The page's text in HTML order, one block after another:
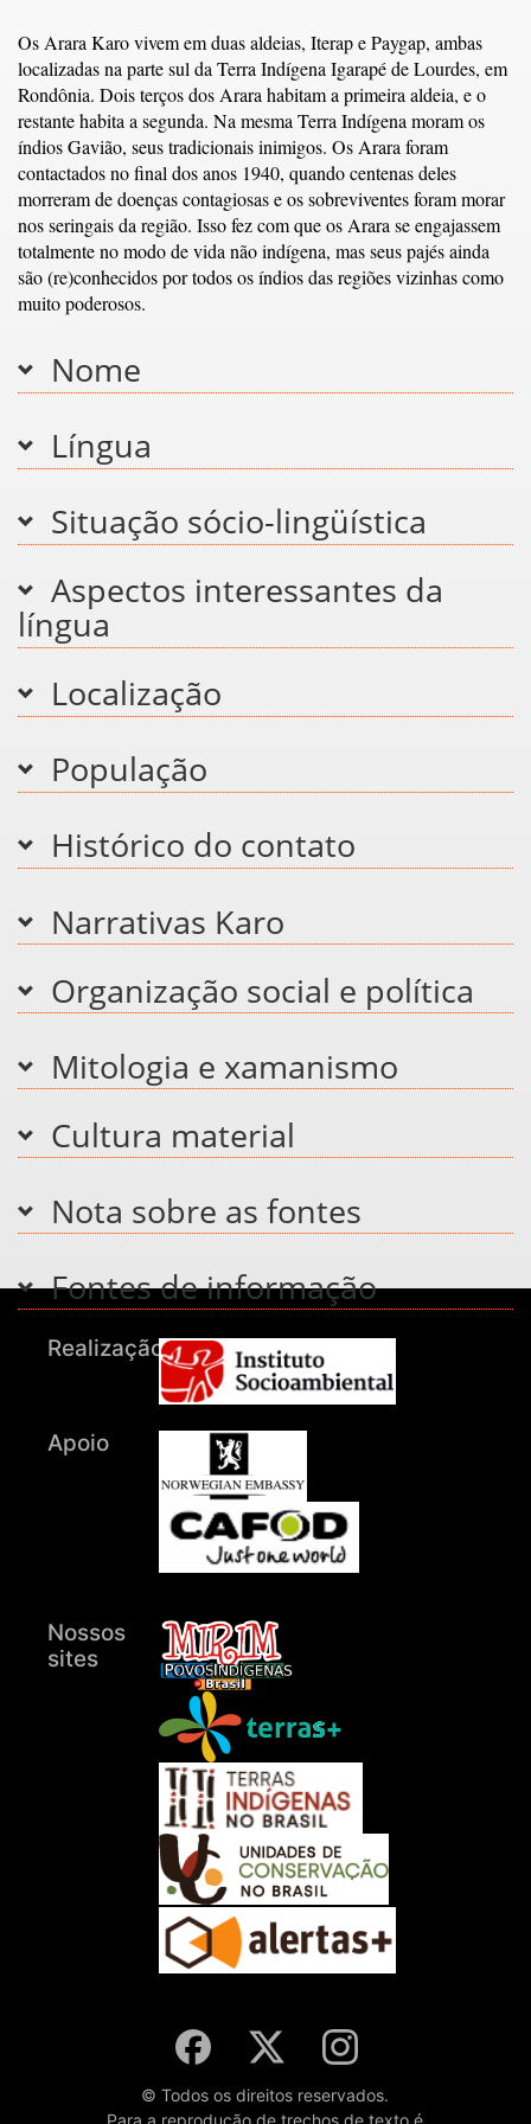
Os Arara Karo vivem em duas aldeias, Iterap e Paygap, ambas
localizadas na parte sul da Terra Indígena Igarapé de Lourdes, em
Rondônia. Dois terços dos Arara habitam a primeira aldeia, e o
restante habita a segunda. Na mesma Terra Indígena moram os
índios Gavião, seus tradicionais inimigos. Os Arara foram
contactados no final dos anos 1940, quando centenas deles
morreram de doenças contagiosas e os sobreviventes foram morar
nos seringais da região. Isso fez com que os Arara se engajassem
totalmente no modo de vida não indígena, mas seus pajés ainda
são (re)conhecidos por todos os índios das regiões vizinhas como
muito poderosos.
Nome
Língua
Situação sócio-lingüística
Aspectos interessantes da
língua
Localização
População
Histórico do contato
Narrativas Karo
Organização social e política
Mitologia e xamanismo
Cultura material
Nota sobre as fontes
Fontes de informação